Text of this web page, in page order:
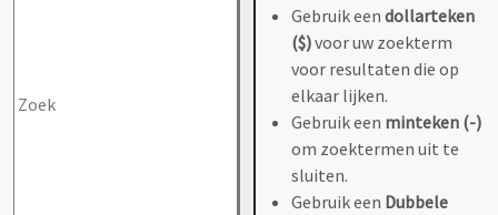
Gebruik een dollarteken
($)voor uw zoekterm
voor resultaten die op
elkaar lijken.
Gebruik een minteken (-)
om zoektermen uit te
sluiten.
Gebruik een Dubbele